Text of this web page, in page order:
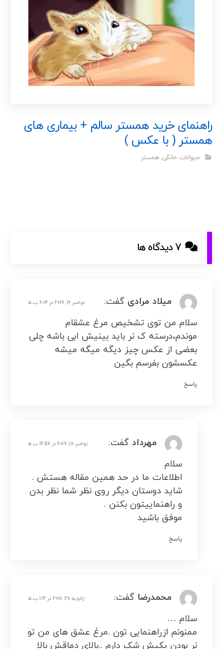
راهنمای خرید همستر سالم + بیماری های
همستر ( با عکس )
حیوانات خانگی,همستر
7 دیدگاه ها
میلاد مرادی گفت: نوامبر 16, 2017 در 6:02 ب.ظ
سلام من توی تشخیص مرغ عشقام
موندم،درسته ک نر باید بینیش ابی باشه چلی
بعضی از عکس چیز دیگه میگه میشه
عکسشون بفرسم بگین
پاسخ
مهرداد گفت: نوامبر 18, 2017 در 12:57 ب.ظ
سلام
اطلاعات ما در حد همین مقاله هستش .
شاید دوستان دیگر روی نظر شما نظر بدن
و راهنماییتون بکنن .
موفق باشید
پاسخ
محمدرضا گفت: ژانویه 28, 2018 در 1:12 ب.ظ
سلام …
ممنونم ازراهنمایی تون .مرغ عشق های من تو
نر بودن یکیش شک دارم ..بالای دماقش بالا